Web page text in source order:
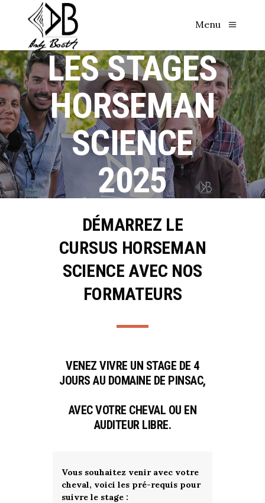
Menu
LES STAGES
HORSEMAN
SCIENCE
2025
DÉMARREZ LE
CURSUS HORSEMAN
SCIENCE AVEC NOS
FORMATEURS
VENEZ VIVRE UN STAGE DE 4
JOURS AU DOMAINE DE PINSAC,
AVEC VOTRE CHEVAL OU EN
AUDITEUR LIBRE.
Vous souhaitez venir avec votre
cheval, voici les pré-requis pour
suivre le stage :